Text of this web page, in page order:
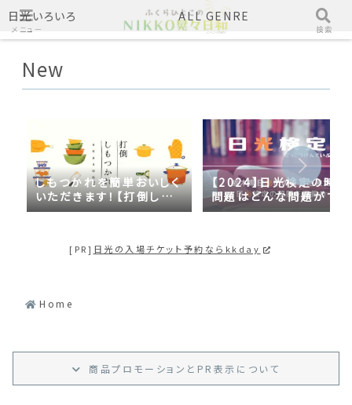
日光いろいろ ALL GENRE
New
しもつかれを簡単おいしく
いただきます！【打倒しも
つかれｓｅａｓｏｎ２】
【2024】日光検定の時事
問題はどんな問題がでる
の？2023年の時事問題
[PR] 日光の入場チケット予約ならkkday
Home
商品プロモーション と PR 表示 について
メニュー 検索